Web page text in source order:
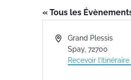
« Tous les
AdresseGrand Plessis
Spay, 72700
Recevoir